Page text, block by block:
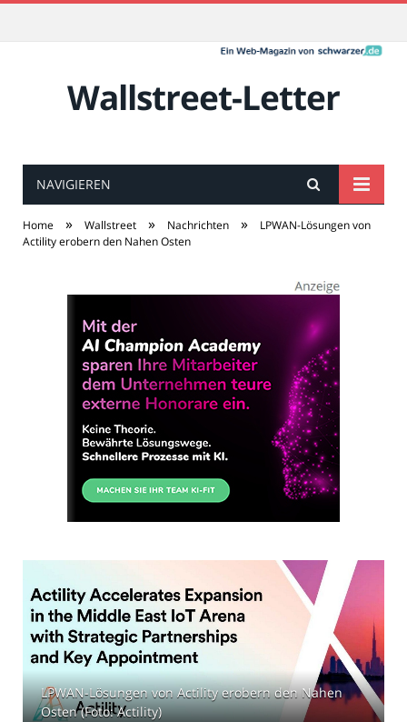
Wallstreet-Letter
NAVIGIEREN
Home » Wallstreet » Nachrichten »
LPWAN-Lösungen von
Actility erobern den Nahen Osten
LPWAN-Lösungen von Actility erobern den Nahen
Osten (Foto: Actility)